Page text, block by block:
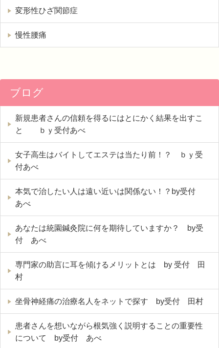
変形性ひざ関節症
慢性腰痛
ブログ
新規患者さんの信頼を得るにはとにかく結果を出すこ
と ｂｙ受付あべ
女子高生はバイトしてエステは当たり前！？ ｂｙ受
付あべ
本気で治したい人は遠い近いは関係ない！？by受付
あべ
あなたは統園鍼灸院に何を期待していますか？ by受
付 あべ
専門家の助言に耳を傾けるメリットとは by 受付 田
村
坐骨神経痛の治療名人をネットで探す by受付 田村
患者さんを想いながら根気強く説明することの重要性
について by受付 あべ